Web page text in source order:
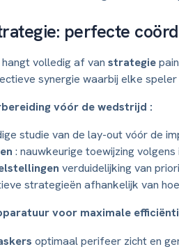
perfecte
volledig af vanstrategie
synergie waarbij elke
vóór de wedstrijd :
studie van de lay-out vóór de
: nauwkeurige toewijzing
verduidelijking van
strategieën afhankelijk van
voor maximale
optimaal perifeer zicht en